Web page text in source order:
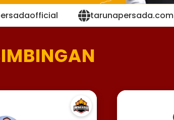
tarunapersada.com